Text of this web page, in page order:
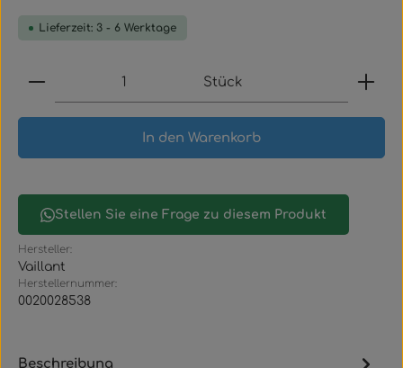
Lieferzeit: 3 - 6 Werktage
Produkt Anzahl: Gib den gewünschten Wert
Stück
In den Warenkorb
Stellen Sie eine Frage zu diesem Produkt
Hersteller:
Vaillant
Herstellernummer:
0020028538
Beschreibung